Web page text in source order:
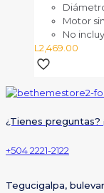
Motor
No
L 2,469.00
¿Tienes preguntas?
+504 2221-2122
Tegucigalpa,